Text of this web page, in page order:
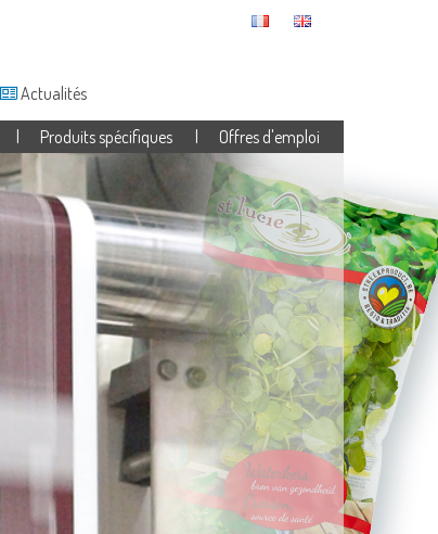
Actualités
Produits spécifiques Offres d'emploi